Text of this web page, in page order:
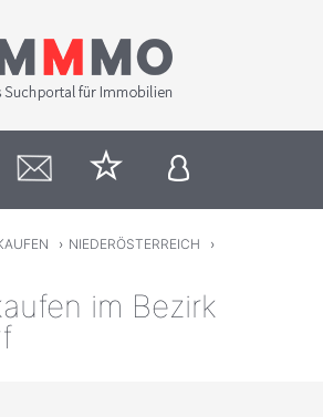
› NIEDERÖSTERREICH
›
im Bezirk